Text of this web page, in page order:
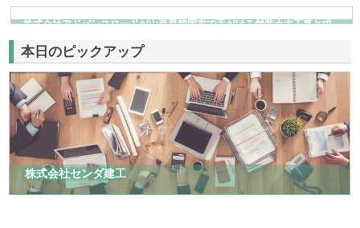
株式会社アドバンスロードが山形県鶴岡市で手がける舗装土木工事と求
本日のピックアップ
株式会社センダ建工